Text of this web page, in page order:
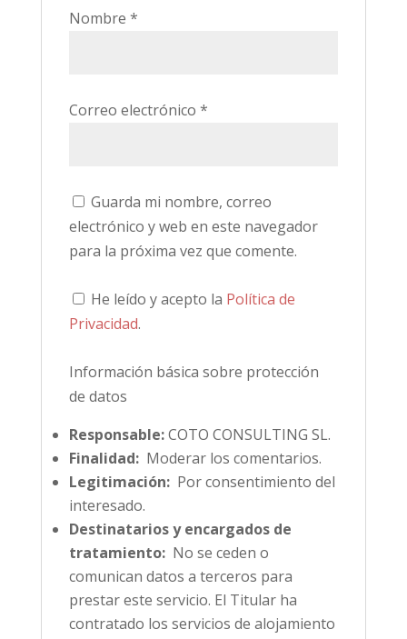
Nombre *
Correo electrónico *
Guarda mi nombre, correo
electrónico y web en este navegador
para la próxima vez que comente.
He leído y acepto la Política de
Privacidad.
Información básica sobre protección
de datos
Responsable:COTO CONSULTING SL.
Finalidad:Moderar los comentarios.
Legitimación:Por consentimiento del
interesado.
Destinatarios y encargados de
tratamiento:No se ceden o
comunican datos a terceros para
prestar este servicio. El Titular ha
contratado los servicios de alojamiento